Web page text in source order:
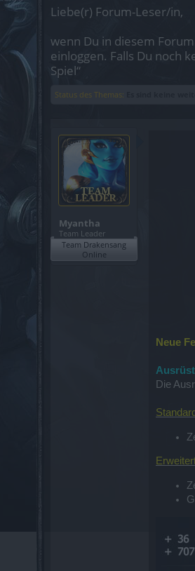
Liebe(r) Forum-Leser/in,
wenn Du in diesem
einloggen. Falls Du noch
Spiel“
Status des Themas:
Myantha
Team Leader
Team Drakensang
Online
Neue
Die